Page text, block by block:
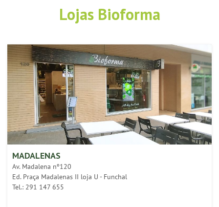
Lojas Bioforma
MADALENAS
Av. Madalena nº120
Ed. Praça Madalenas II loja U - Funchal
Tel.: 291 147 655